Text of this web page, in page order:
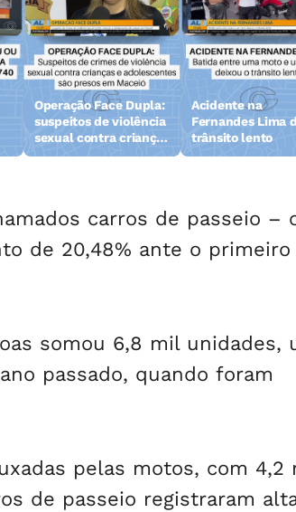
Operação Face Dupla:
suspeitos de violência
sexual contra crianças
e adolescentes são
Acidente na
Fernandes Lima
trânsito lento
carros de passeio –
de 20,48% ante o primeiro
somou 6,8 mil unidades,
passado, quando foram
pelas motos, com 4,2
de passeio registraram